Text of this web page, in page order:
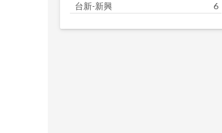
台新-新興
6